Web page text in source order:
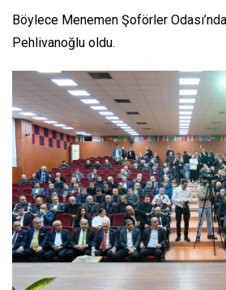
Böylece Menemen Şoförler
Pehlivanoğlu oldu.